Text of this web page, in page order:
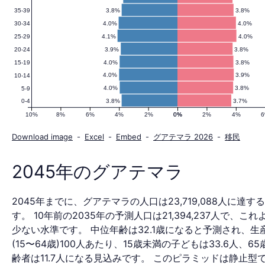
の
人
口
ピ
ラ
3.7%
3.8%
3.8%
4.0%
3.9%
4.0%
3.8%
4.0%
3.8%
3.9%
4.0%
4.1%
4.0%
4.0%
3.8%
3.8%
0% 2% 4%
10% 8% 6% 4% 2% 0%
0-4
5-9
10-14
15-19
20-24
25-29
30-34
35-39
Download image - Excel - Embed - グアテマラ 2026 - 移民
2045年のグアテマラ
2045年までに、グアテマラの人口は23,719,088人に達す
す。 10年前の2035年の予測人口は21,394,237人で、これ
少ない水準です。 中位年齢は32.1歳になると予測され、生
(15〜64歳)100人あたり、15歳未満の子どもは33.6人、65
齢者は11.7人になる見込みです。 このピラミッドは静止型